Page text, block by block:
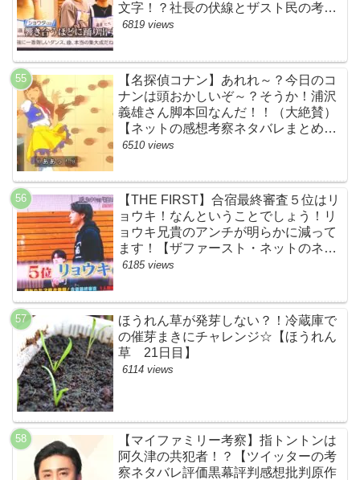
文字！？社長の伏線とザスト民の考察
すげーよ…鳥肌立ったわ…【シャイニ
BMSG・BE:FIRST・ビーファース
ト】
6819 views
【名探偵コナン】あれれ～？今日のコ
ナンは頭おかしいぞ～？そうか！浦沢
義雄さん脚本回なんだ！！（大絶賛）
【ネットの感想考察ネタバレまとめ・
笑顔を消したアイドル】
6510 views
【THE FIRST】合宿最終審査５位はリ
ョウキ！なんということでしょう！リ
ョウキ兄貴のアンチが明らかに減って
ます！【ザファースト・ネットのネタ
バレ考察まとめ感想・スッキリ・
6185 views
ほうれん草が発芽しない？！冷蔵庫で
の催芽まきにチャレンジ☆【ほうれん
草 21日目】
6114 views
【マイファミリー考察】指トントンは
阿久津の共犯者！？【ツイッターの考
察ネタバレ評価黒幕評判感想批判原作